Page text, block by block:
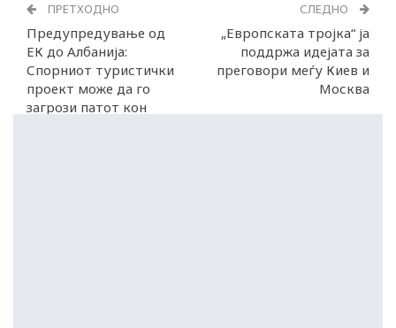
ПРЕТХОДНО
Предупредување од
ЕК до Албанија:
Спорниот туристички
проект може да го
загрози патот кон
СЛЕДНО
„Европската тројка“ ја
поддржа идејата за
преговори меѓу Киев и
Москва